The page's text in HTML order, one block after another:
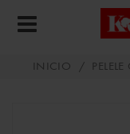
INICIO /